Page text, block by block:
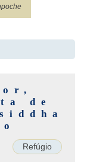
de
Refúgio